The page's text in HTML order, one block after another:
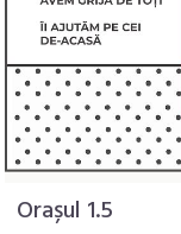
Orașul 1.5